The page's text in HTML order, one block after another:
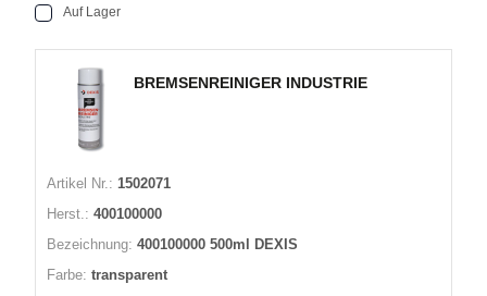
Auf Lager
BREMSENREINIGER INDUSTRIE
Artikel Nr.: 1502071
Herst.: 400100000
Bezeichnung: 400100000 500ml DEXIS
Farbe: transparent